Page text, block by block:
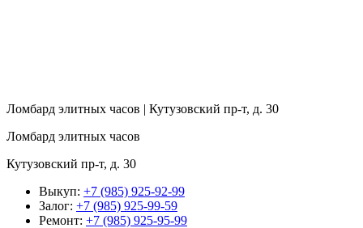
Ломбард элитных часов | Кутузовский пр-т, д. 30
Ломбард элитных часов
Кутузовский пр-т, д. 30
Выкуп: +7 (985) 925-92-99
Залог: +7 (985) 925-99-59
Ремонт: +7 (985) 925-95-99